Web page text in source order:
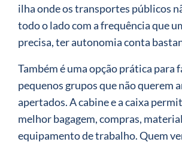
ilha onde os transportes públicos
todo o lado com a frequência que
precisa, ter autonomia conta
Também é uma opção prática para
pequenos grupos que não querem
apertados. A cabine e a caixa
melhor bagagem, compras,
equipamento de trabalho. Quem